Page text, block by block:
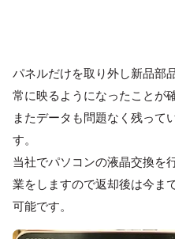
パネルだけを取り外し新品部
常に映るようになったことが
またデータも問題なく残って
す。
当社でパソコンの液晶交換を
業をしますので返却後は今ま
可能です。